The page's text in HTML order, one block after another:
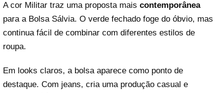
A cor Militar traz uma proposta mais contemporânea
para a Bolsa Sálvia. O verde fechado foge do óbvio, mas
continua fácil de combinar com diferentes estilos de
roupa.
Em looks claros, a bolsa aparece como ponto de
destaque. Com jeans, cria uma produção casual e